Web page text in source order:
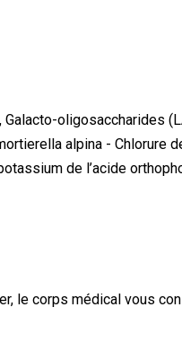
oligosaccharides
alpina - Chlorure
de l’acide
le corps médical vous